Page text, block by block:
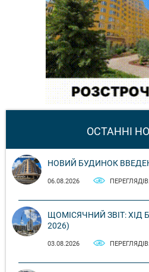
ОСТАННІ
НОВИЙ БУДИНОК
06.08.2026 ПЕРЕГЛЯДІВ:
ЩОМІСЯЧНИЙ ЗВІТ: ХІД
2026)
03.08.2026 ПЕРЕГЛЯДІВ: